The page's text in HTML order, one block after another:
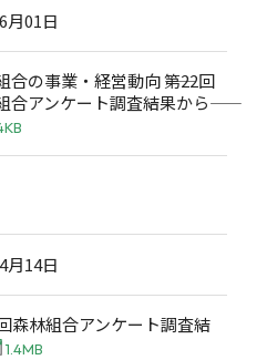
月01日
合の事業・経営動向 ――第22回
合アンケート調査結果から――
月14日
森林組合アンケート調査結
1.4MB